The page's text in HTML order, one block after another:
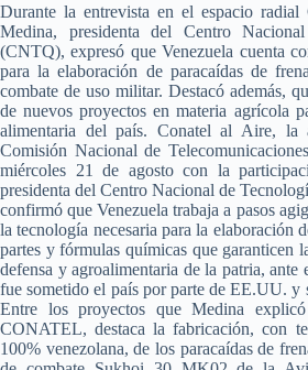
Durante la entrevista en el espacio
Medina, presidenta del Centro
(CNTQ), expresó que Venezuela cuenta
para la elaboración de paracaídas de
combate de uso militar. Destacó además,
de nuevos proyectos en materia agrícola
alimentaria del país. Conatel al Aire, la
Comisión Nacional de
miércoles 21 de agosto con la
presidenta del Centro Nacional de
confirmó que Venezuela trabaja a pasos
la tecnología necesaria para la elaboración
partes y fórmulas químicas que garanticen
defensa y agroalimentaria de la patria,
fue sometido el país por parte de EE.UU. y
Entre los proyectos que Medina
CONATEL, destaca la fabricación, con
100% venezolana, de los paracaídas de